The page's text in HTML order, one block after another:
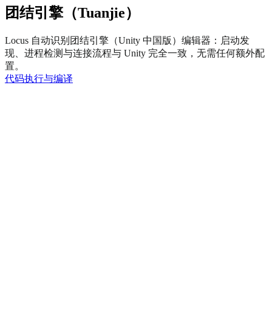
团结引擎（Tuanjie）
Locus 自动识别团结引擎（Unity 中国版）编辑器：启动发
现、进程检测与连接流程与 Unity 完全一致，无需任何额外配
置。
代码执行与编译